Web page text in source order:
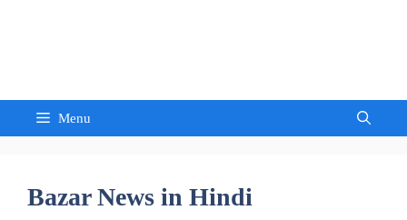
Menu
Bazar News in Hindi